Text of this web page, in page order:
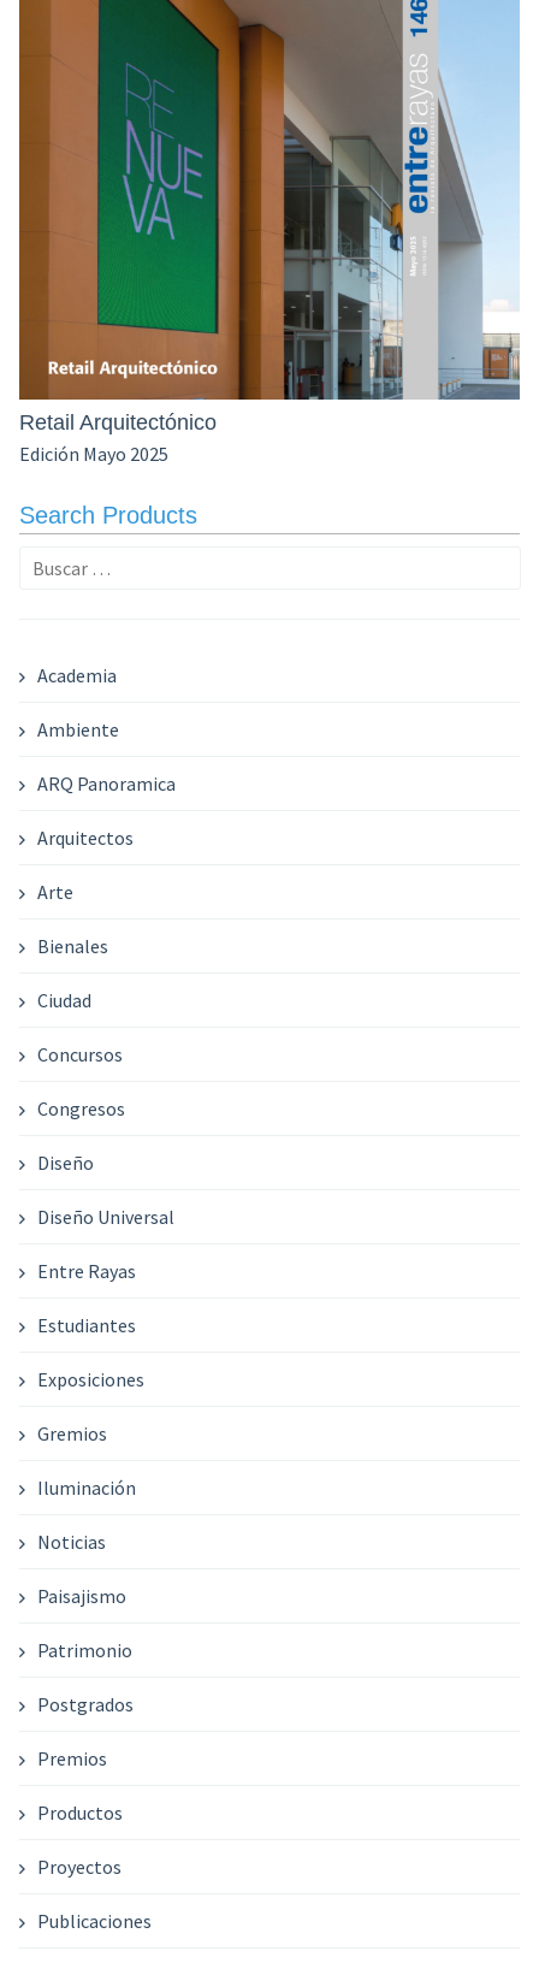
Retail Arquitectónico
Edición Mayo 2025
Search Products
Buscar:
Academia
Ambiente
ARQ Panoramica
Arquitectos
Arte
Bienales
Ciudad
Concursos
Congresos
Diseño
Diseño Universal
Entre Rayas
Estudiantes
Exposiciones
Gremios
Iluminación
Noticias
Paisajismo
Patrimonio
Postgrados
Premios
Productos
Proyectos
Publicaciones